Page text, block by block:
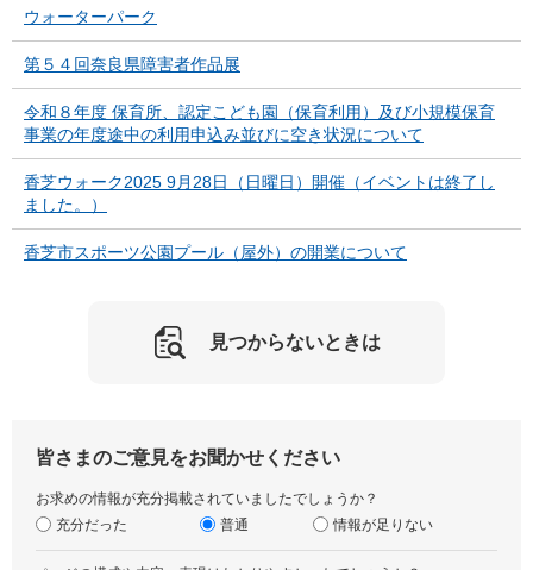
ウォーターパーク
第５４回奈良県障害者作品展
令和８年度 保育所、認定こども園（保育利用）及び小規模保育
事業の年度途中の利用申込み並びに空き状況について
香芝ウォーク2025 9月28日（日曜日）開催（イベントは終了し
ました。）
香芝市スポーツ公園プール（屋外）の開業について
見つからないときは
皆さまのご意見をお聞かせください
お求めの情報が充分掲載されていましたでしょうか？
充分だった
普通 情報が足りない